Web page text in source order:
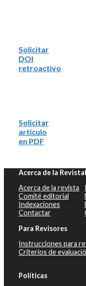
Solicitar
DOI
retroactivo
Solicitar
artículo
en PDF
Acerca de la Revista
Acerca de la revista
Comité editorial
Indexaciones
Contactar
Para Revisores
Instrucciones para
Criterios de
Políticas